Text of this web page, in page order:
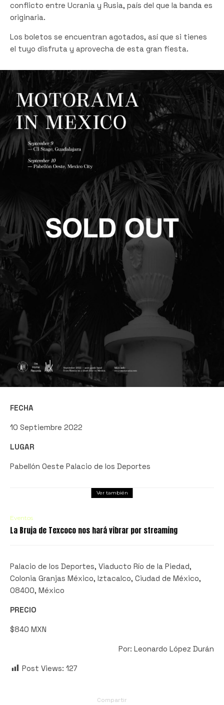
conflicto entre Ucrania y Rusia, país del que la banda es
originaria.
Los boletos se encuentran agotados, así que si tienes
el tuyo disfruta y aprovecha de esta gran fiesta.
FECHA
10 Septiembre 2022
LUGAR
Pabellón Oeste Palacio de los Deportes
Ver también
Eventos
La Bruja de Texcoco nos hará vibrar por streaming
Palacio de los Deportes, Viaducto Río de la Piedad,
Colonia Granjas México, Iztacalco, Ciudad de México,
08400, México
PRECIO
$840 MXN
Por: Leonardo López Durán
Post Views: 127
Compartir